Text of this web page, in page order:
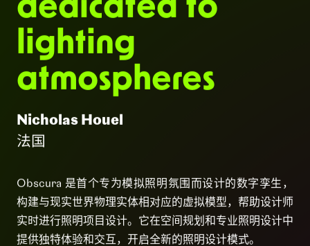
dedicated to
lighting
atmospheres
Nicholas Houel
法国
Obscura 是首个专为模拟照明氛围而设计的数字孪生，
构建与现实世界物理实体相对应的虚拟模型，帮助设计师
实时进行照明项目设计。它在空间规划和专业照明设计中